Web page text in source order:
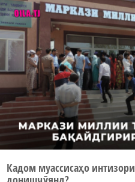
Кадом муассисаҳо интизори